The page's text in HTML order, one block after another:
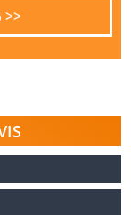
>>